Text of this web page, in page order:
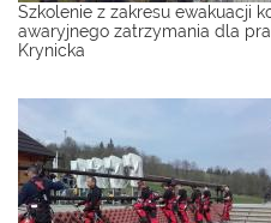
Szkolenie z zakresu ewakuacji
awaryjnego zatrzymania dla
Krynicka